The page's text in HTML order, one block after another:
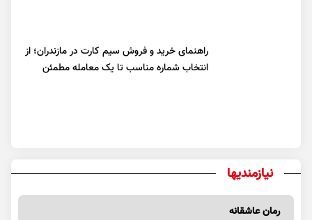
راهنمای خرید و فروش سیم کارت در مازندران؛ از
انتخاب شماره مناسب تا یک معامله مطمئن
نیازمندیها
رمان عاشقانه